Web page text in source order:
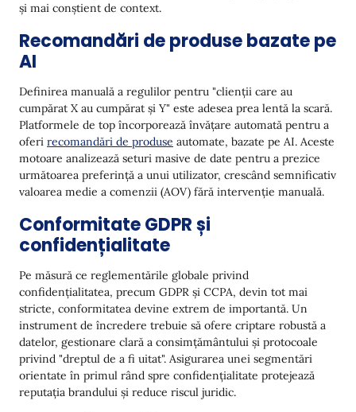
și mai conștient de context.
Recomandări de produse bazate pe
AI
Definirea manuală a regulilor pentru "clienții care au
cumpărat X au cumpărat și Y" este adesea prea lentă la scară.
Platformele de top încorporează învățare automată pentru a
oferi recomandări de produse automate, bazate pe AI. Aceste
motoare analizează seturi masive de date pentru a prezice
următoarea preferință a unui utilizator, crescând semnificativ
valoarea medie a comenzii (AOV) fără intervenție manuală.
Conformitate GDPR și
confidențialitate
Pe măsură ce reglementările globale privind
confidențialitatea, precum GDPR și CCPA, devin tot mai
stricte, conformitatea devine extrem de importantă. Un
instrument de încredere trebuie să ofere criptare robustă a
datelor, gestionare clară a consimțământului și protocoale
privind "dreptul de a fi uitat". Asigurarea unei segmentări
orientate în primul rând spre confidențialitate protejează
reputația brandului și reduce riscul juridic.